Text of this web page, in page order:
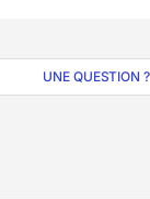
UNE QUESTION ?